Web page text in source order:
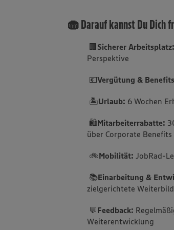
🧁 Darauf kannst Du Dich
🏢Sicherer Arbeitsplatz:
Perspektive
💶Vergütung &
🏝️Urlaub: 6 Wochen
🛍️Mitarbeiterrabatte:
über Corporate Benefits
🚲Mobilität: JobRad-
📚Einarbeitung &
zielgerichtete
💬Feedback:
Weiterentwicklung